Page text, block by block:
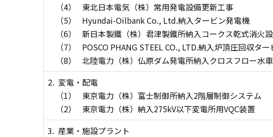
（4）
東北日本電気（株）常用発電設備更新工事
（5）
Hyundai-Oilbank Co., Ltd.納入タービン発電機
（6）
新日本製鐵（株）君津製鐵所納入コークス乾式消火
（7）
POSCO PHANG STEEL CO., LTD.納入炉頂圧回収タ
（8）
北陸電力（株）仏原ダム発電所納入クロスフロー水
2. 変電・配電
（1）
東京電力（株）富士制御所納入2階層制御システム
（2）
東京電力（株）納入275kV以下変電所用VQC装置
3. 産業・施設プラント